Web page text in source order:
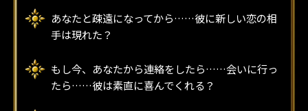
あなたと疎遠になってから……彼に新しい恋の相
手は現れた？
もし今、あなたから連絡をしたら……会いに行っ
たら……彼は素直に喜んでくれる？